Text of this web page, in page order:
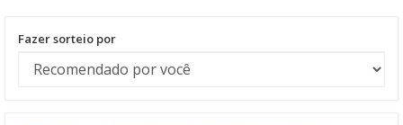
Fazer sorteio por